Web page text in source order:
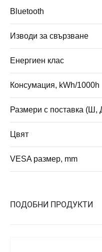
Bluetooth
Изводи за свързване
Енергиен клас
Консумация, kWh/1000h
Размери с поставка (Ш,
Цвят
VESA размер, mm
ПОДОБНИ ПРОДУКТИ